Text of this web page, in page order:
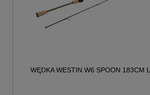
WĘDKA WESTIN W6 SPOON 183CM